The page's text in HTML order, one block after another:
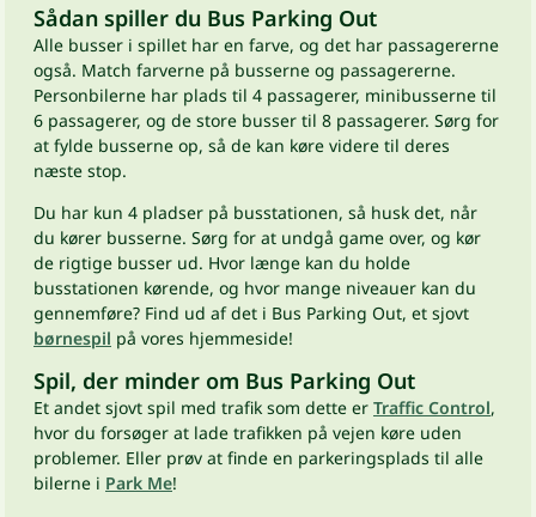
Sådan spiller du Bus Parking Out
Alle busser i spillet har en farve, og det har passagererne
også. Match farverne på busserne og passagererne.
Personbilerne har plads til 4 passagerer, minibusserne til
6 passagerer, og de store busser til 8 passagerer. Sørg for
at fylde busserne op, så de kan køre videre til deres
næste stop.
Du har kun 4 pladser på busstationen, så husk det, når
du kører busserne. Sørg for at undgå game over, og kør
de rigtige busser ud. Hvor længe kan du holde
busstationen kørende, og hvor mange niveauer kan du
gennemføre? Find ud af det i Bus Parking Out, et sjovt
børnespil på vores hjemmeside!
Spil, der minder om Bus Parking Out
Et andet sjovt spil med trafik som dette er Traffic Control,
hvor du forsøger at lade trafikken på vejen køre uden
problemer. Eller prøv at finde en parkeringsplads til alle
bilerne i Park Me!